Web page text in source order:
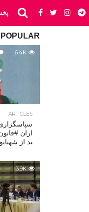
POPULAR
6.4K
ARTICLES
اران
ید از
3.9K